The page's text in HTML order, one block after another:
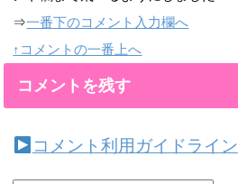
⇒一番下のコメント入力欄へ
↑コメントの一番上へ
コメントを残す
コメント利用ガイドライン